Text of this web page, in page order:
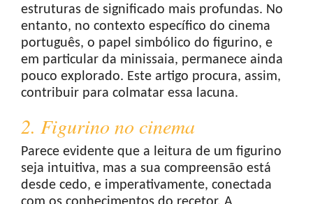
estruturas de significado mais profundas. No
entanto, no contexto específico do cinema
português, o papel simbólico do figurino, e
em particular da minissaia, permanece ainda
pouco explorado. Este artigo procura, assim,
contribuir para colmatar essa lacuna.
2. Figurino no cinema
Parece evidente que a leitura de um figurino
seja intuitiva, mas a sua compreensão está
desde cedo, e imperativamente, conectada